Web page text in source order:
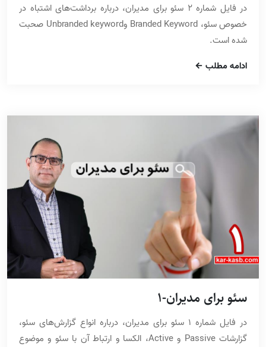
در فایل شماره 2 سئو برای مدیران، درباره برداشت‌های اشتباه در
خصوص سئو، Branded Keyword وUnbranded keyword صحبت
شده است.
ادامه مطلب
سئو برای مدیران-1
در فایل شماره 1 سئو برای مدیران، درباره انواع گزارش‌های سئو،
گزارشات Passive و Active، الکسا و ارتباط آن با سئو و موضوع